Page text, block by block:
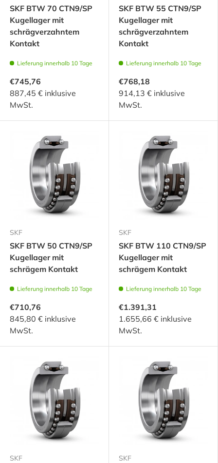
SKF BTW 70 CTN9/SP
Kugellager mit
schrägverzahntem
Kontakt
Lieferung innerhalb 10 Tage
€745,76
887,45 € inklusive
MwSt.
SKF BTW 55 CTN9/SP
Kugellager mit
schrägverzahntem
Kontakt
Lieferung innerhalb 10 Tage
€768,18
914,13 € inklusive
MwSt.
SKF
SKF BTW 50 CTN9/SP
Kugellager mit
schrägem Kontakt
Lieferung innerhalb 10 Tage
€710,76
845,80 € inklusive
MwSt.
SKF
SKF BTW 110 CTN9/SP
Kugellager mit
schrägem Kontakt
Lieferung innerhalb 10 Tage
€1.391,31
1.655,66 € inklusive
MwSt.
SKF SKF